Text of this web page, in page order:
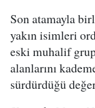
Son atamayla
yakın isimleri
eski muhalif
alanlarını
sürdürdüğü